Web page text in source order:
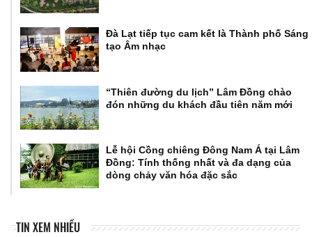
Đà Lạt tiếp tục cam kết là Thành phố Sáng
tạo Âm nhạc
“Thiên đường du lịch” Lâm Đồng chào
đón những du khách đầu tiên năm mới
Lễ hội Cồng chiêng Đông Nam Á tại Lâm
Đồng: Tính thống nhất và đa dạng của
dòng chảy văn hóa đặc sắc
TIN XEM NHIỀU